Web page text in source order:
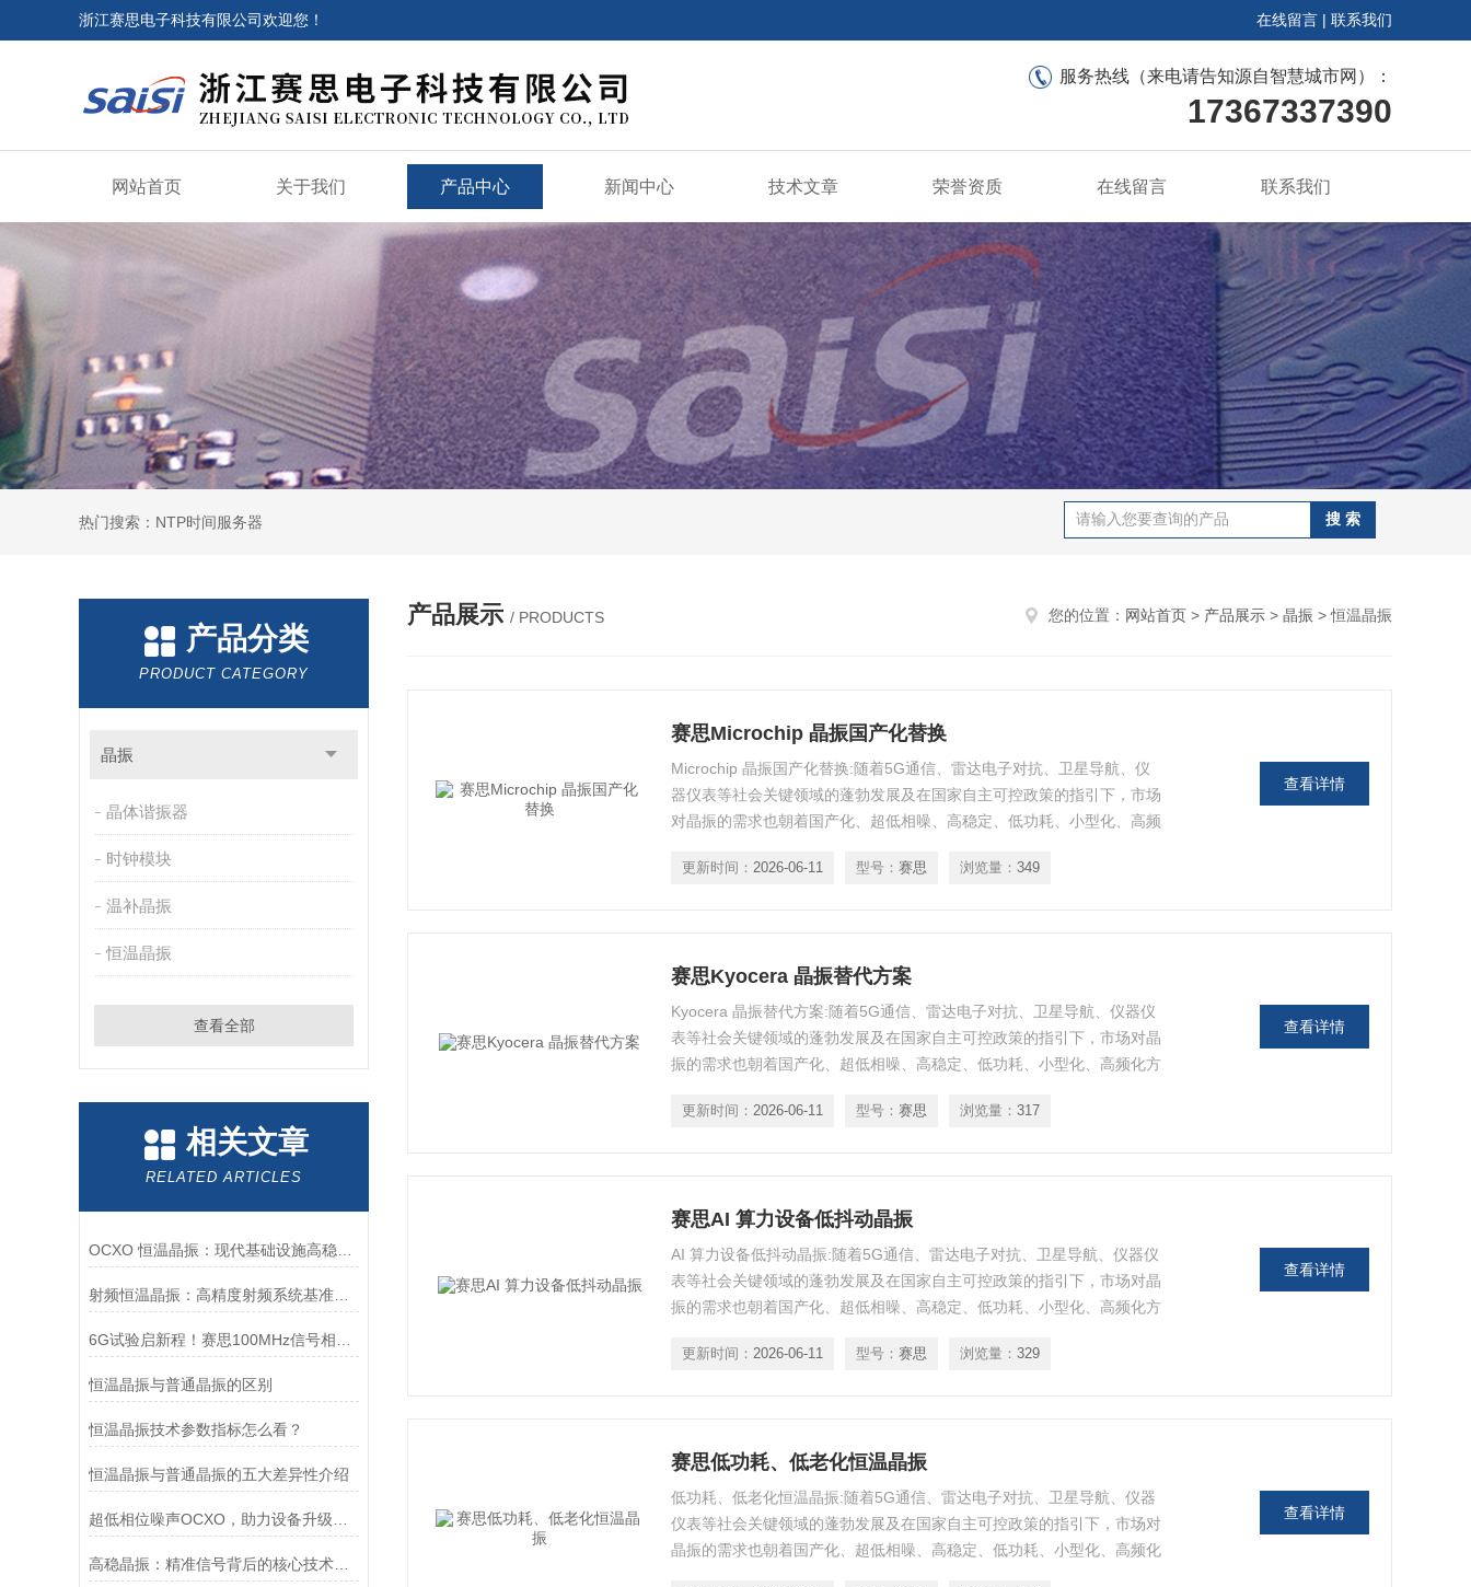
浙江赛思电子科技有限公司欢迎您！ 在线留言 | 联系我们
服务热线（来电请告知源自智慧城市网）：
17367337390
网站首页 关于我们 产品中心 新闻中心 技术文章 荣誉资质 在线留言 联系我们
热门搜索：NTP时间服务器
产品分类
PRODUCT CATEGORY
晶振
晶体谐振器
时钟模块
温补晶振
恒温晶振
查看全部
相关文章
RELATED ARTICLES
射频恒温晶振：高精度射频系统基准时频核心器件
恒温晶振与普通晶振的区别
恒温晶振技术参数指标怎么看？
恒温晶振与普通晶振的五大差异性介绍
高稳晶振：精准信号背后的核心技术优势解析
产品展示 / PRODUCTS 您的位置： 网站首页 > 产品展示 > 晶振 > 恒温晶振
赛思Microchip 晶振国产化替换
Microchip 晶振国产化替换:随着5G通信、雷达电子对抗、卫星导航、仪
器仪表等社会关键领域的蓬勃发展及在国家自主可控政策的指引下，市场
对晶振的需求也朝着国产化、超低相噪、高稳定、低功耗、小型化、高频
更新时间： 2026-06-11 型号： 赛思 浏览量： 349
查看详情
赛思Kyocera 晶振替代方案
Kyocera 晶振替代方案:随着5G通信、雷达电子对抗、卫星导航、仪器仪
表等社会关键领域的蓬勃发展及在国家自主可控政策的指引下，市场对晶
振的需求也朝着国产化、超低相噪、高稳定、低功耗、小型化、高频化方
更新时间： 2026-06-11 型号： 赛思 浏览量： 317
查看详情
赛思AI 算力设备低抖动晶振
AI 算力设备低抖动晶振:随着5G通信、雷达电子对抗、卫星导航、仪器仪
表等社会关键领域的蓬勃发展及在国家自主可控政策的指引下，市场对晶
振的需求也朝着国产化、超低相噪、高稳定、低功耗、小型化、高频化方
更新时间： 2026-06-11 型号： 赛思 浏览量： 329
查看详情
赛思低功耗、低老化恒温晶振
低功耗、低老化恒温晶振:随着5G通信、雷达电子对抗、卫星导航、仪器
仪表等社会关键领域的蓬勃发展及在国家自主可控政策的指引下，市场对
晶振的需求也朝着国产化、超低相噪、高稳定、低功耗、小型化、高频化
查看详情